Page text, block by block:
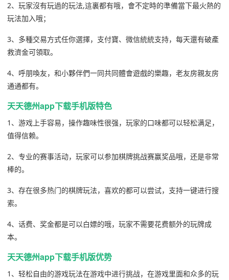
2、玩家沒有玩過的玩法,這裏都有哦，會不定時的準備當下最火熱的
玩法加入哦；
3、多種交易方式任你選擇，支付寶、微信統統支持，每天還有破產
救濟金可領取。
4、呼朋喚友，和小夥伴們一同共同體會遊戲的樂趣，老友房親友房
通通都有。
天天德州app下载手机版特色
1、游戏上手容易，操作趣味性很强，玩家的口味都可以轻松满足，
值得信赖。
2、专业的赛事活动，玩家可以参加棋牌挑战赛赢奖品哦，还是非常
棒的。
3、存在很多热门的棋牌玩法，喜欢的都可以尝试，支持一键进行搜
索。
4、话费、奖金都是可以白嫖的哦，玩家不需要花费额外的玩牌成
本。
天天德州app下载手机版优势
1、轻松自由的游戏玩法在游戏中进行挑战，在游戏里面和众多的玩